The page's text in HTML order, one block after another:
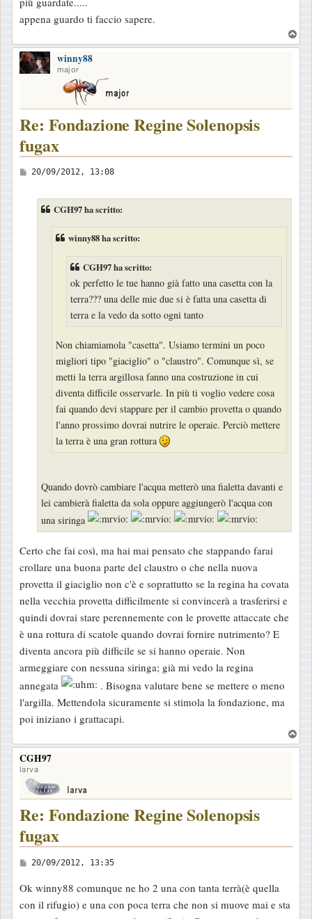
appena guardo ti faccio sapere.
o
winny88
major
Re: Fondazione Regine Solenopsis
fugax
M
20/09/2012, 13:08
CGH97 ha scritto:
winny88 ha scritto:
CGH97 ha scritto:
ok perfetto le tue hanno già fatto una casetta con la
terra??? una delle mie due si è fatta una casetta di
terra e la vedo da sotto ogni tanto
Non chiamiamola "casetta". Usiamo termini un poco
migliori tipo "giaciglio" o "claustro". Comunque sì, se
metti la terra argillosa fanno una costruzione in cui
diventa difficile osservarle. In più ti voglio vedere cosa
fai quando devi stappare per il cambio provetta o quando
l'anno prossimo dovrai nutrire le operaie. Perciò mettere
la terra è una gran rottura
Quando dovrò cambiare l'acqua metterò una fialetta davanti e
lei cambierà fialetta da sola oppure aggiungerò l'acqua con
una siringa
Certo che fai così, ma hai mai pensato che stappando farai
crollare una buona parte del claustro o che nella nuova
provetta il giaciglio non c'è e soprattutto se la regina ha covata
nella vecchia provetta difficilmente si convincerà a trasferirsi e
quindi dovrai stare perennemente con le provette attaccate che
è una rottura di scatole quando dovrai fornire nutrimento? E
diventa ancora più difficile se si hanno operaie. Non
armeggiare con nessuna siringa; già mi vedo la regina
annegata
. Bisogna valutare bene se mettere o meno
l'argilla. Mettendola sicuramente si stimola la fondazione, ma
poi iniziano i grattacapi.
o
CGH97
larva
Re: Fondazione Regine Solenopsis
fugax
M
s
s
20/09/2012, 13:35
Ok winny88 comunque ne ho 2 una con tanta terrà(è quella
con il rifugio) e una con poca terra che non si muove mai e sta